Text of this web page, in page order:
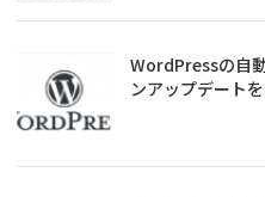
WordPressの自
ンアップデート